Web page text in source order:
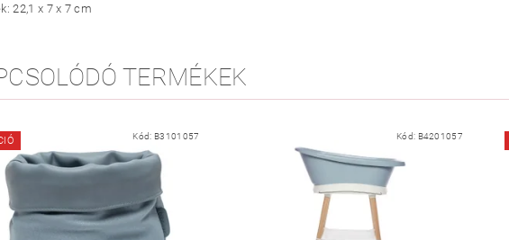
22,1 x 7 x 7 cm
TERMÉKEK
Kód: B3101057 Kód: B4201057